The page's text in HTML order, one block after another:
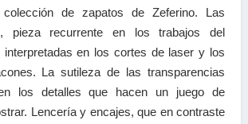
de zapatos de Zeferino. Las
pieza recurrente en los trabajos del
interpretadas en los cortes de laser y los
La sutileza de las transparencias
los detalles que hacen un juego de
Lencería y encajes, que en contraste